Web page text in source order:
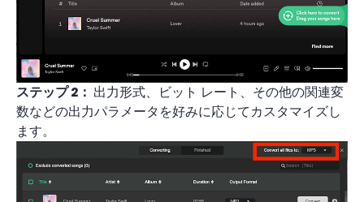
ステップ 2： 出力形式、ビット レート、その他の関連変
数などの出力パラメータを好みに応じてカスタマイズし
ます。